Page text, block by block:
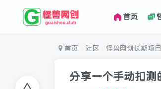
首页
首页 社区 怪兽网创长期项目
分享一个手动扣测